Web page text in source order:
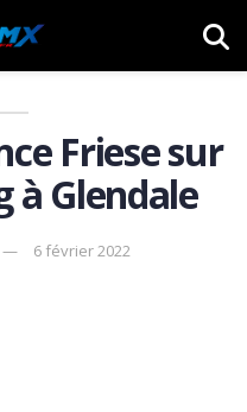
Friese sur
à Glendale
6 février 2022